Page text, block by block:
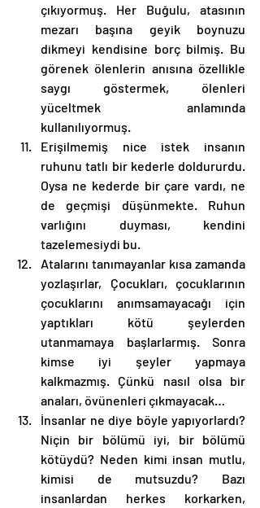
çıkıyormuş. Her Buğulu, atasının
mezarı başına geyik boynuzu
dikmeyi kendisine borç bilmiş. Bu
görenek ölenlerin anısına özellikle
saygı göstermek, ölenleri
yüceltmek anlamında
kullanılıyormuş.
Erişilmemiş nice istek insanın
ruhunu tatlı bir kederle doldururdu.
Oysa ne kederde bir çare vardı, ne
de geçmişi düşünmekte. Ruhun
varlığını duyması, kendini
tazelemesiydi bu.
Atalarını tanımayanlar kısa zamanda
yozlaşırlar, Çocukları, çocuklarının
çocuklarını anımsamayacağı için
yaptıkları kötü şeylerden
utanmamaya başlarlarmış. Sonra
kimse iyi şeyler yapmaya
kalkmazmış. Çünkü nasıl olsa bir
anaları, övünenleri çıkmayacak…
İnsanlar ne diye böyle yapıyorlardı?
Niçin bir bölümü iyi, bir bölümü
kötüydü? Neden kimi insan mutlu,
kimisi de mutsuzdu? Bazı
insanlardan herkes korkarken,